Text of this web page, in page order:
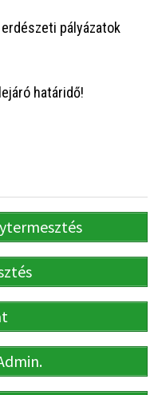
pályázatok
határidő!